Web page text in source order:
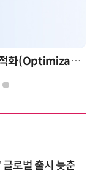
AI 시대의 의사결정을 바꾸는 수리최적화(Optimization): 실제 산업 적용 사례와 활용 전략
로벌 출시 늦춘